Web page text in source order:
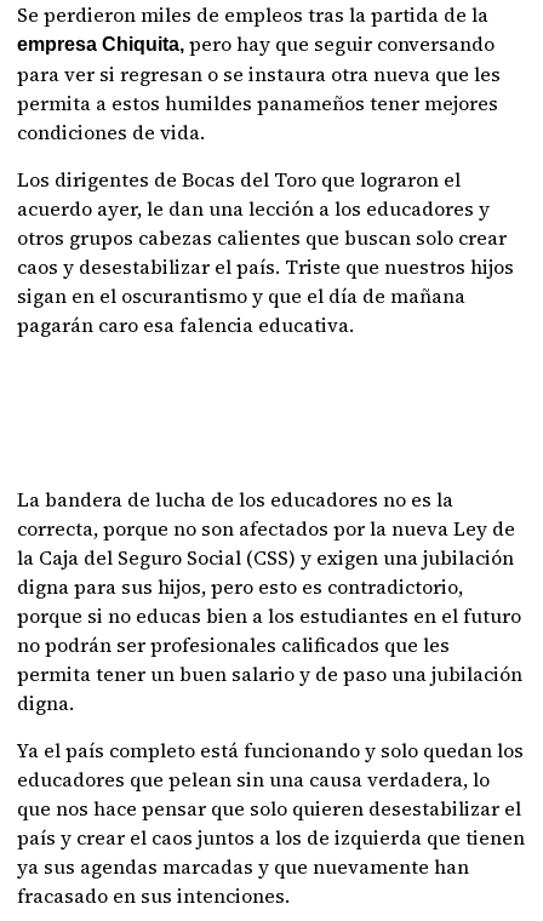
Se perdieron miles de empleos tras la partida de la
empresa Chiquita, pero hay que seguir conversando
para ver si regresan o se instaura otra nueva que les
permita a estos humildes panameños tener mejores
condiciones de vida.
Los dirigentes de Bocas del Toro que lograron el
acuerdo ayer, le dan una lección a los educadores y
otros grupos cabezas calientes que buscan solo crear
caos y desestabilizar el país. Triste que nuestros hijos
sigan en el oscurantismo y que el día de mañana
pagarán caro esa falencia educativa.
La bandera de lucha de los educadores no es la
correcta, porque no son afectados por la nueva Ley de
la Caja del Seguro Social (CSS) y exigen una jubilación
digna para sus hijos, pero esto es contradictorio,
porque si no educas bien a los estudiantes en el futuro
no podrán ser profesionales calificados que les
permita tener un buen salario y de paso una jubilación
digna.
Ya el país completo está funcionando y solo quedan los
educadores que pelean sin una causa verdadera, lo
que nos hace pensar que solo quieren desestabilizar el
país y crear el caos juntos a los de izquierda que tienen
ya sus agendas marcadas y que nuevamente han
fracasado en sus intenciones.